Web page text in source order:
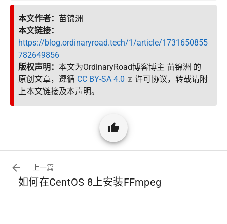
本文作者： 苗锦洲
本文链接：
https://blog.ordinaryroad.tech/1/article/1731650855
782649856
版权声明： 本文为OrdinaryRoad博客博主 苗锦洲 的
原创文章，遵循 CC BY-SA 4.0
许可协议，转载请附
上本文链接及本声明。
上一篇
如何在CentOS 8上安装FFmpeg